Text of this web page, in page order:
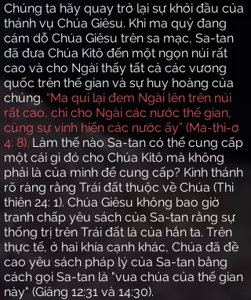
Chúng ta hãy quay trở lại sự khởi đầu của
thánh vụ Chúa Giêsu. Khi ma quỷ đang
cám dỗ Chúa Giêsu trên sa mạc, Sa-tan
đã đưa Chúa Kitô đến một ngọn núi rất
cao và cho Ngài thấy tất cả các vương
quốc trên thế gian và sự huy hoàng của
chúng. “Ma quỉ lại đem Ngài lên trên núi
rất cao, chỉ cho Ngài các nước thế gian,
cùng sự vinh hiển các nước ấy” (Ma-thi-ơ
4: 8). Làm thế nào Sa-tan có thể cung cấp
một cái gì đó cho Chúa Kitô mà không
phải là của mình để cung cấp? Kinh thánh
rõ ràng rằng Trái đất thuộc về Chúa (Thi
thiên 24: 1). Chúa Giêsu không bao giờ
tranh chấp yêu sách của Sa-tan rằng sự
thống trị trên Trái đất là của hắn ta. Trên
thực tế, ở hai khía cạnh khác, Chúa đã đề
cao yêu sách pháp lý của Sa-tan bằng
cách gọi Sa-tan là "vua chúa của thế gian
này" (Giăng 12:31 và 14:30).